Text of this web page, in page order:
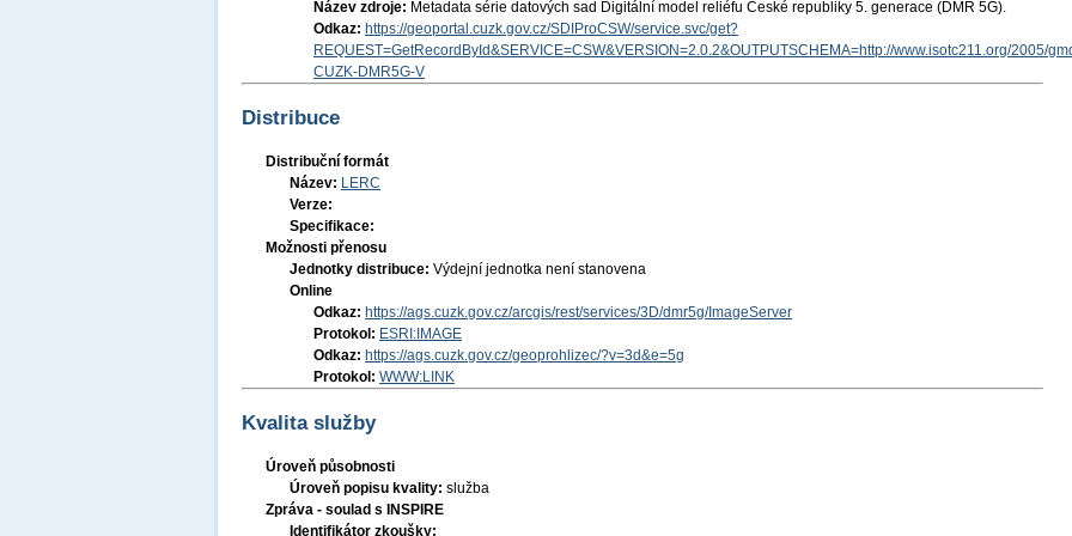
Název zdroje: Metadata série datových sad Digitální model reliéfu České republiky 5. generace (DMR 5G).
Odkaz: https://geoportal.cuzk.gov.cz/SDIProCSW/service.svc/get?
REQUEST=GetRecordById&SERVICE=CSW&VERSION=2.0.2&OUTPUTSCHEMA=http://www.isotc211.org/2005/
CUZK-DMR5G-V
Distribuce
Distribuční formát
Název: LERC
Verze:
Specifikace:
Možnosti přenosu
Jednotky distribuce: Výdejní jednotka není stanovena
Online
Odkaz: https://ags.cuzk.gov.cz/arcgis/rest/services/3D/dmr5g/ImageServer
Protokol: ESRI:IMAGE
Odkaz: https://ags.cuzk.gov.cz/geoprohlizec/?v=3d&e=5g
Protokol: WWW:LINK
Kvalita služby
Úroveň působnosti
Úroveň popisu kvality: služba
Zpráva - soulad s INSPIRE
Identifikátor zkoušky: